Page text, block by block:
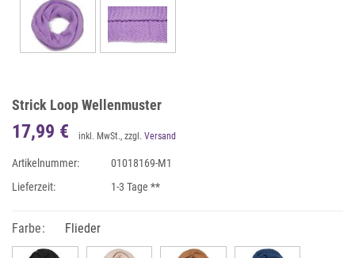
Strick Loop Wellenmuster
17,99 € inkl. MwSt., zzgl. Versand
Artikelnummer:
01018169-M1
Lieferzeit:
1-3 Tage **
Farbe: Flieder